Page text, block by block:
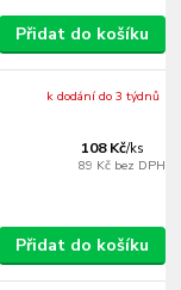
Přidat do košíku
108 Kč/ks
89 Kč bez DPH
k dodání do 3 týdnů
Přidat do košíku